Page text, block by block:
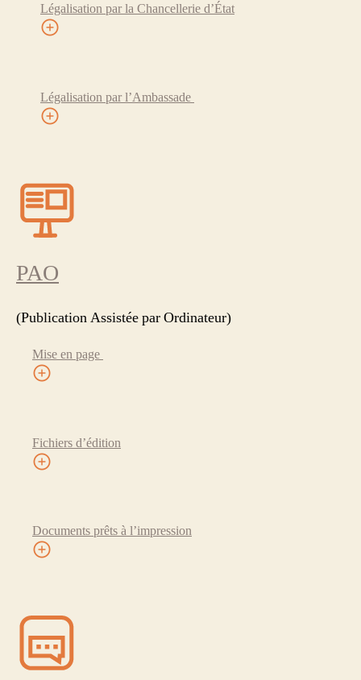
Légalisation par la Chancellerie d’État
Légalisation par l’Ambassade
PAO
(Publication Assistée par Ordinateur)
Mise en page
Fichiers d’édition
Documents prêts à l’impression